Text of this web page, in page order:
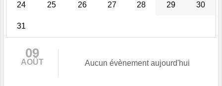
24 25 26 27 28 29 30
31
09
AOÛT Aucun évènement aujourd'hui